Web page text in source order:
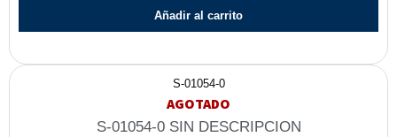
Añadir al carrito
S-01054-0
AGOTADO
S-01054-0 SIN DESCRIPCION